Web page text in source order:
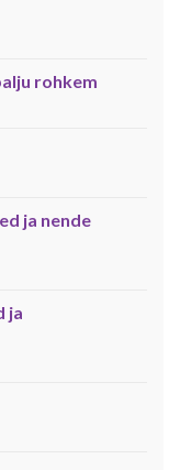
rohkem
ja nende
ja